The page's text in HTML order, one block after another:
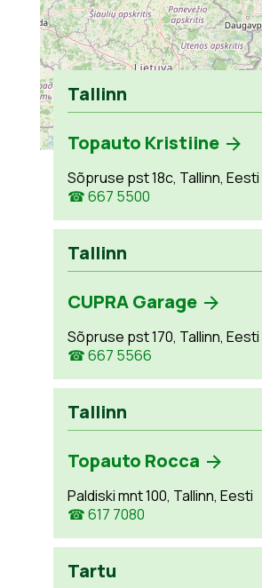
Leaflet
Tallinn
Topauto Kristiine
Sõpruse pst 18c, Tallinn, Eesti
☎ 667 5500
Tallinn
CUPRA Garage
Sõpruse pst 170, Tallinn, Eesti
☎ 667 5566
Tallinn
Topauto Rocca
Paldiski mnt 100, Tallinn, Eesti
☎ 617 7080
Tartu